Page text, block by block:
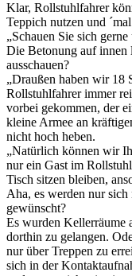
Klar, Rollstuhlfahrer
Teppich nutzen und
„Schauen Sie sich
Die Betonung auf innen
ausschauen?
„Draußen haben wir 18
Rollstuhlfahrer immer
vorbei gekommen, der
kleine Armee an
nicht hoch heben.
„Natürlich können wir
nur ein Gast im
Tisch sitzen bleiben,
Aha, es werden nur
gewünscht?
Es wurden Kellerräume
dorthin zu gelangen.
nur über Treppen zu
sich in der